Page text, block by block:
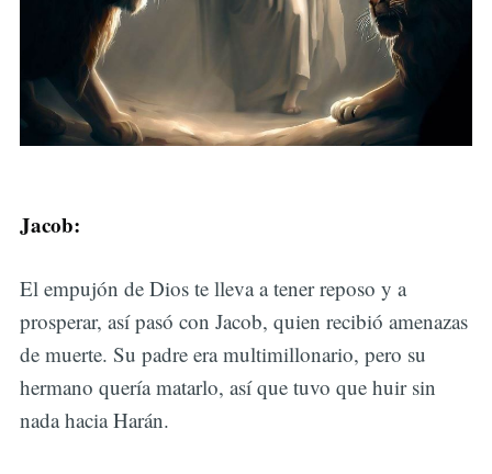
Jacob:
El empujón de Dios te lleva a tener reposo y a
prosperar, así pasó con Jacob, quien recibió amenazas
de muerte. Su padre era multimillonario, pero su
hermano quería matarlo, así que tuvo que huir sin
nada hacia Harán.